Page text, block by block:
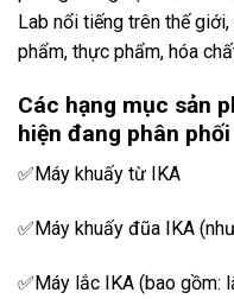
Lab nổi tiếng trên thế
phẩm, thực phẩm, hóa
Các hạng mục sản
hiện đang phân phối
✅Máy khuấy từ IKA
✅Máy khuấy đũa IKA
✅Máy lắc IKA (bao gồm: